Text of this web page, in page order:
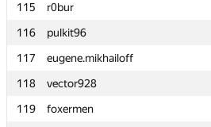
115
r0bur
116
pulkit96
117
eugene.mikhailoff
118
vector928
119
foxermen
115
r0bur
116
pulkit96
117
eugene.mikhailoff
118
vector928
119
foxermen